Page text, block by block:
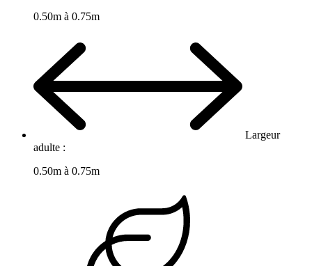
0.50m à 0.75m
Largeur
adulte :
0.50m à 0.75m